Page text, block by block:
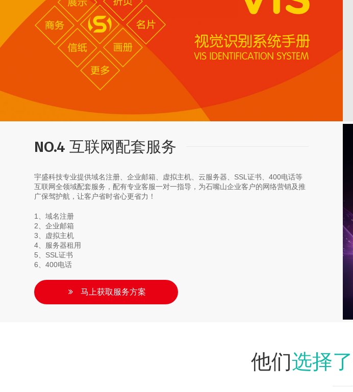
NO.4 互联网配套服务
宇盛科技专业提供域名注册、企业邮箱、虚拟主机、云服务器、SSL证书、400电话等
互联网全领域配套服务，配有专业客服一对一指导，为石嘴山企业客户的网络营销及推
广保驾护航，让客户省时省心更省力！
1、域名注册
2、企业邮箱
3、虚拟主机
4、服务器租用
5、SSL证书
6、400电话
马上获取服务方案
他们选择了